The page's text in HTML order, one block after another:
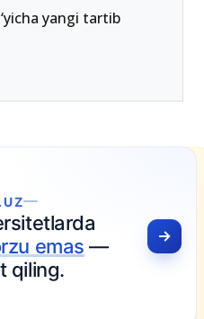
yangi tartib
emas —
qiling.